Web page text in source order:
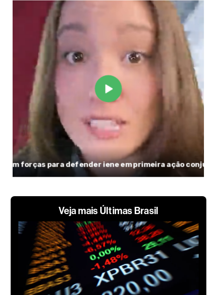
Veja mais Últimas Brasil